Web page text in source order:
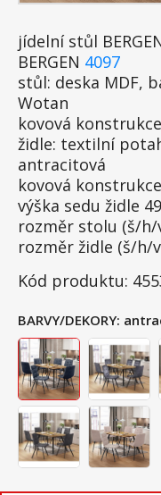
jídelní stůl
BERGEN 4097
stůl: deska MDF,
Wotan
kovová
židle: textilní
antracitová
kovová
výška sedu židle
rozměr stolu (š/h/
rozměr židle (š/h/
Kód produktu:
BARVY/DEKORY: